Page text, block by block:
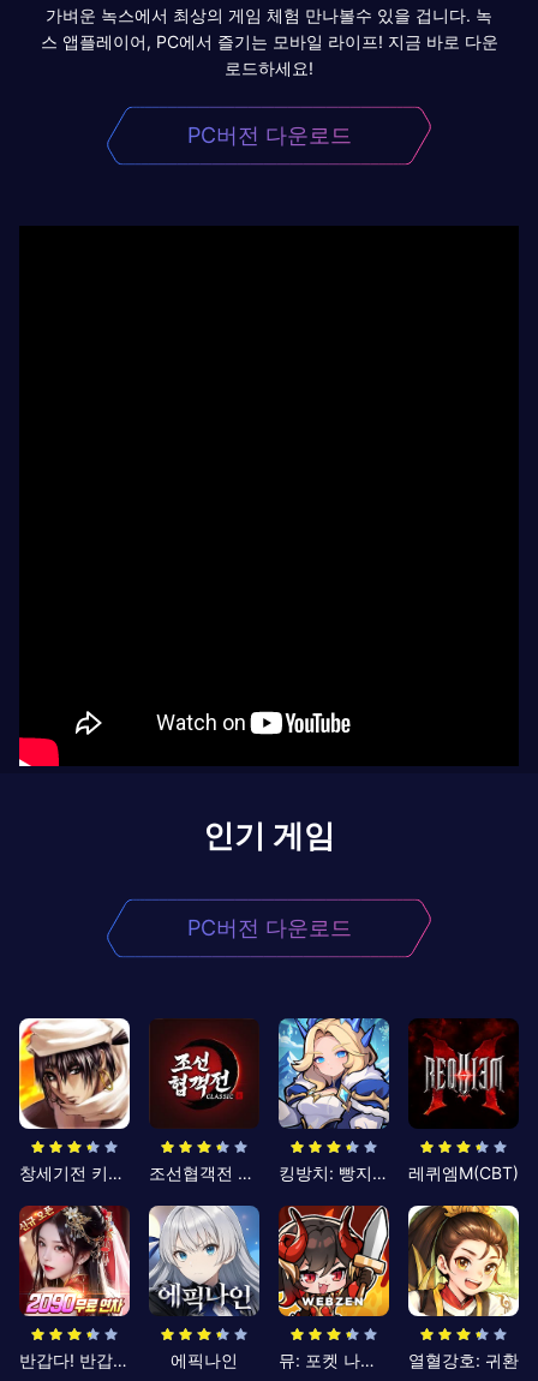
가벼운 녹스에서 최상의 게임 체험 만나볼수 있을 겁니다. 녹
스 앱플레이어, PC에서 즐기는 모바일 라이프! 지금 바로 다운
로드하세요!
PC버전 다운로드
인기 게임
PC버전 다운로드
창세기전 키우기 조선협객전 클래식 킹방치: 빵지의 제왕 레퀴엠M(CBT)
반갑다! 반갑삼국지 에픽나인 뮤: 포켓 나이츠 열혈강호: 귀환